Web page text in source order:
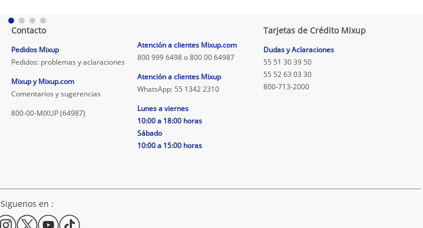
Contacto
Pedidos Mixup
Pedidos: problemas y aclaraciones
Mixup y Mixup.com
Comentarios y sugerencias
800-00-MIXUP (64987)
Atención a clientes Mixup.com
800 999 6498 o 800 00 64987
Atención a clientes Mixup
WhatsApp: 55 1342 2310
Lunes a viernes
10:00 a 18:00 horas
Sábado
10:00 a 15:00 horas
Tarjetas de Crédito Mixup
Dudas y Aclaraciones
55 51 30 39 50
55 52 63 03 30
800-713-2000
Siguenos en :